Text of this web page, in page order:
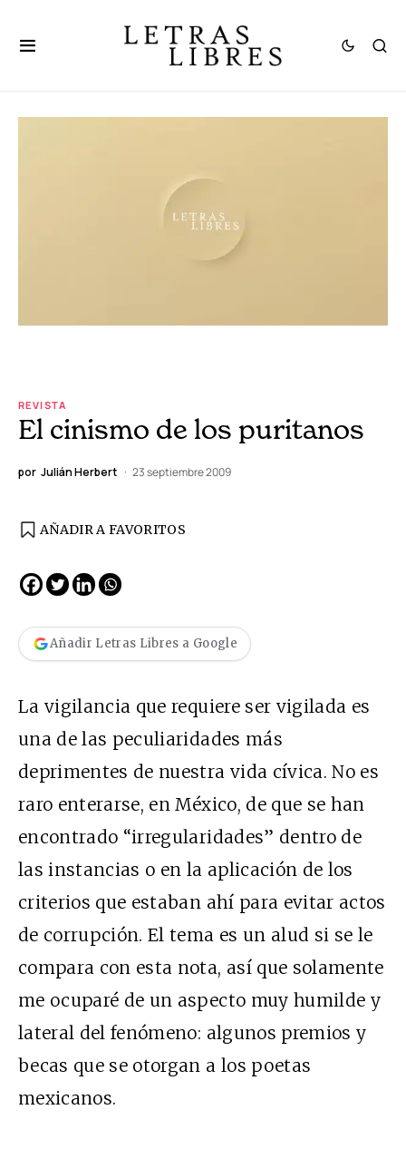
REVISTA
El cinismo de los puritanos
por Julián Herbert 23 septiembre 2009
AÑADIR A FAVORITOS
Añadir Letras Libres a Google
La vigilancia que requiere ser vigilada es
una de las peculiaridades más
deprimentes de nuestra vida cívica. No es
raro enterarse, en México, de que se han
encontrado “irregularidades” dentro de
las instancias o en la aplicación de los
criterios que estaban ahí para evitar actos
de corrupción. El tema es un alud si se le
compara con esta nota, así que solamente
me ocuparé de un aspecto muy humilde y
lateral del fenómeno: algunos premios y
becas que se otorgan a los poetas
mexicanos.